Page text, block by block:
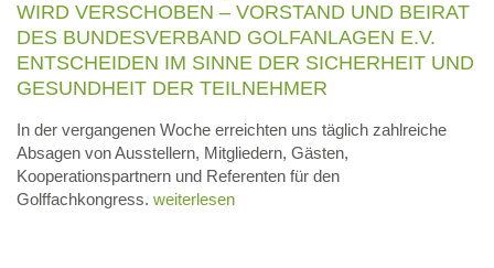
WIRD VERSCHOBEN – VORSTAND UND BEIRAT
DES BUNDESVERBAND GOLFANLAGEN E.V.
ENTSCHEIDEN IM SINNE DER SICHERHEIT UND
GESUNDHEIT DER TEILNEHMER
In der vergangenen Woche erreichten uns täglich zahlreiche
Absagen von Ausstellern, Mitgliedern, Gästen,
Kooperationspartnern und Referenten für den
Golffachkongress. weiterlesen